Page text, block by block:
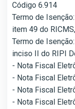
Código 6.914
Termo de
item 49 do
Termo de
inciso II do RIPI
- Nota Fiscal
- Nota Fiscal
- Nota Fiscal
- Nota Fiscal